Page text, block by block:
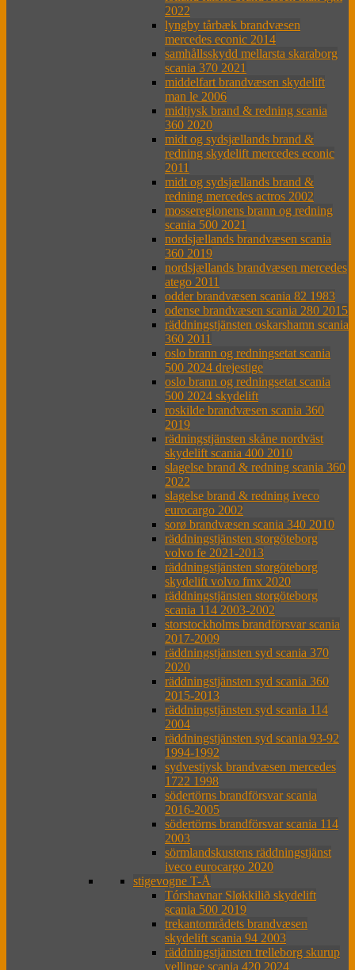
2022
lyngby tårbæk brandvæsen
mercedes econic 2014
samhållsskydd mellarsta skaraborg
scania 370 2021
middelfart brandvæsen skydelift
man le 2006
midtjysk brand & redning scania
360 2020
midt og sydsjællands brand &
redning skydelift mercedes econic
2011
midt og sydsjællands brand &
redning mercedes actros 2002
mosseregionens brann og redning
scania 500 2021
nordsjællands brandvæsen scania
360 2019
nordsjællands brandvæsen mercedes
atego 2011
odder brandvæsen scania 82 1983
odense brandvæsen scania 280 2015
räddningstjänsten oskarshamn scania
360 2011
oslo brann og redningsetat scania
500 2024 drejestige
oslo brann og redningsetat scania
500 2024 skydelift
roskilde brandvæsen scania 360
2019
rädningstjänsten skåne nordväst
skydelift scania 400 2010
slagelse brand & redning scania 360
2022
slagelse brand & redning iveco
eurocargo 2002
sorø brandvæsen scania 340 2010
räddningstjänsten storgöteborg
volvo fe 2021-2013
räddningstjänsten storgöteborg
skydelift volvo fmx 2020
räddningstjänsten storgöteborg
scania 114 2003-2002
storstockholms brandförsvar scania
2017-2009
räddningstjänsten syd scania 370
2020
räddningstjänsten syd scania 360
2015-2013
räddningstjänsten syd scania 114
2004
räddningstjänsten syd scania 93-92
1994-1992
sydvestjysk brandvæsen mercedes
1722 1998
södertörns brandförsvar scania
2016-2005
södertörns brandförsvar scania 114
2003
sörmlandskustens räddningstjänst
iveco eurocargo 2020
stigevogne T-Å
Tórshavnar Sløkkilið skydelift
scania 500 2019
trekantområdets brandvæsen
skydelift scania 94 2003
räddningstjänsten trelleborg skurup
vellinge scania 420 2024